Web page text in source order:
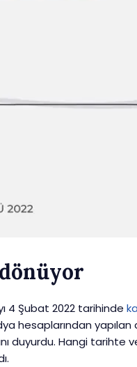
4 Şubat 2022 tarihinde
hesaplarından yapılan
duyurdu. Hangi tarihte